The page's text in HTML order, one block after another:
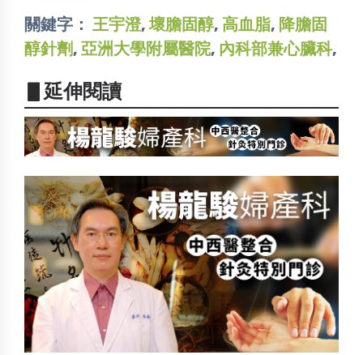
關鍵字： 王宇澄,壞膽固醇, 高血脂, 降膽固
醇針劑, 亞洲大學附屬醫院, 內科部兼心臟科,
▋延伸閱讀